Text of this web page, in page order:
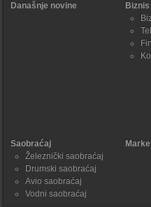
Današnje novine
Saobraćaj
Železnički saobraćaj
Drumski saobraćaj
Avio saobraćaj
Vodni saobraćaj